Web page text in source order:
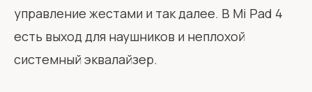
управление жестами и так далее. В Mi Pad 4
есть выход для наушников и неплохой
системный эквалайзер.